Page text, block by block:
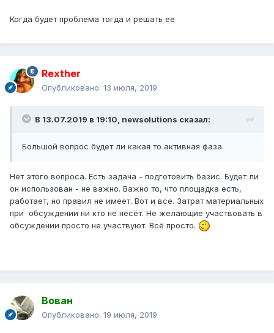
Когда будет проблема тогда и решать ее
Rexther
Опубликовано: 13 июля, 2019
В 13.07.2019 в 19:10, newsolutions сказал:
Большой вопрос будет ли какая то активная фаза.
Нет этого вопроса. Есть задача - подготовить базис. Будет ли
он использован - не важно. Важно то, что площадка есть,
работает, но правил не имеет. Вот и все. Затрат материальных
при обсуждении ни кто не несёт. Не желающие участвовать в
обсуждении просто не участвуют. Всё просто.
Вован
Опубликовано: 19 июля, 2019